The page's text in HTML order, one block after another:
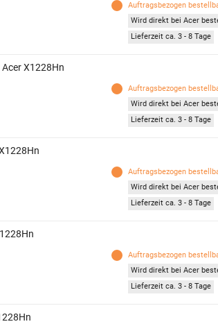
Auftragsbezogen
Wird direkt bei Acer
Lieferzeit ca. 3 - 8 Tage
X1228Hn
Auftragsbezogen
Wird direkt bei Acer
Lieferzeit ca. 3 - 8 Tage
Auftragsbezogen
Wird direkt bei Acer
Lieferzeit ca. 3 - 8 Tage
Auftragsbezogen
Wird direkt bei Acer
Lieferzeit ca. 3 - 8 Tage